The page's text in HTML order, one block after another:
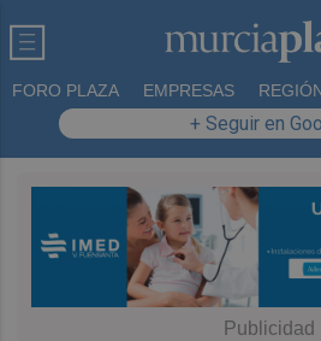
FORO PLAZA EMPRESAS
+ Seguir en